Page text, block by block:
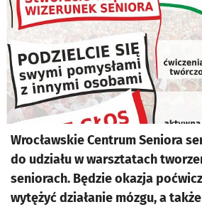
Wrocławskie Centrum Seniora
do udziału w warsztatach
seniorach. Będzie okazja
wytężyć działanie mózgu, a